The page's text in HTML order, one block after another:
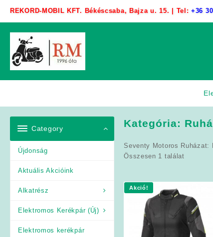
REKORD-MOBIL KFT. Békéscsaba, Bajza u. 15. | Tel:+36
Category
Újdonság
Aktuális Akcióink
Alkatrész
Elektromos Kerékpár (Új)
Elektromos kerékpár
Kategória:
Seventy Motoros
Összesen 1 találat
Akció!